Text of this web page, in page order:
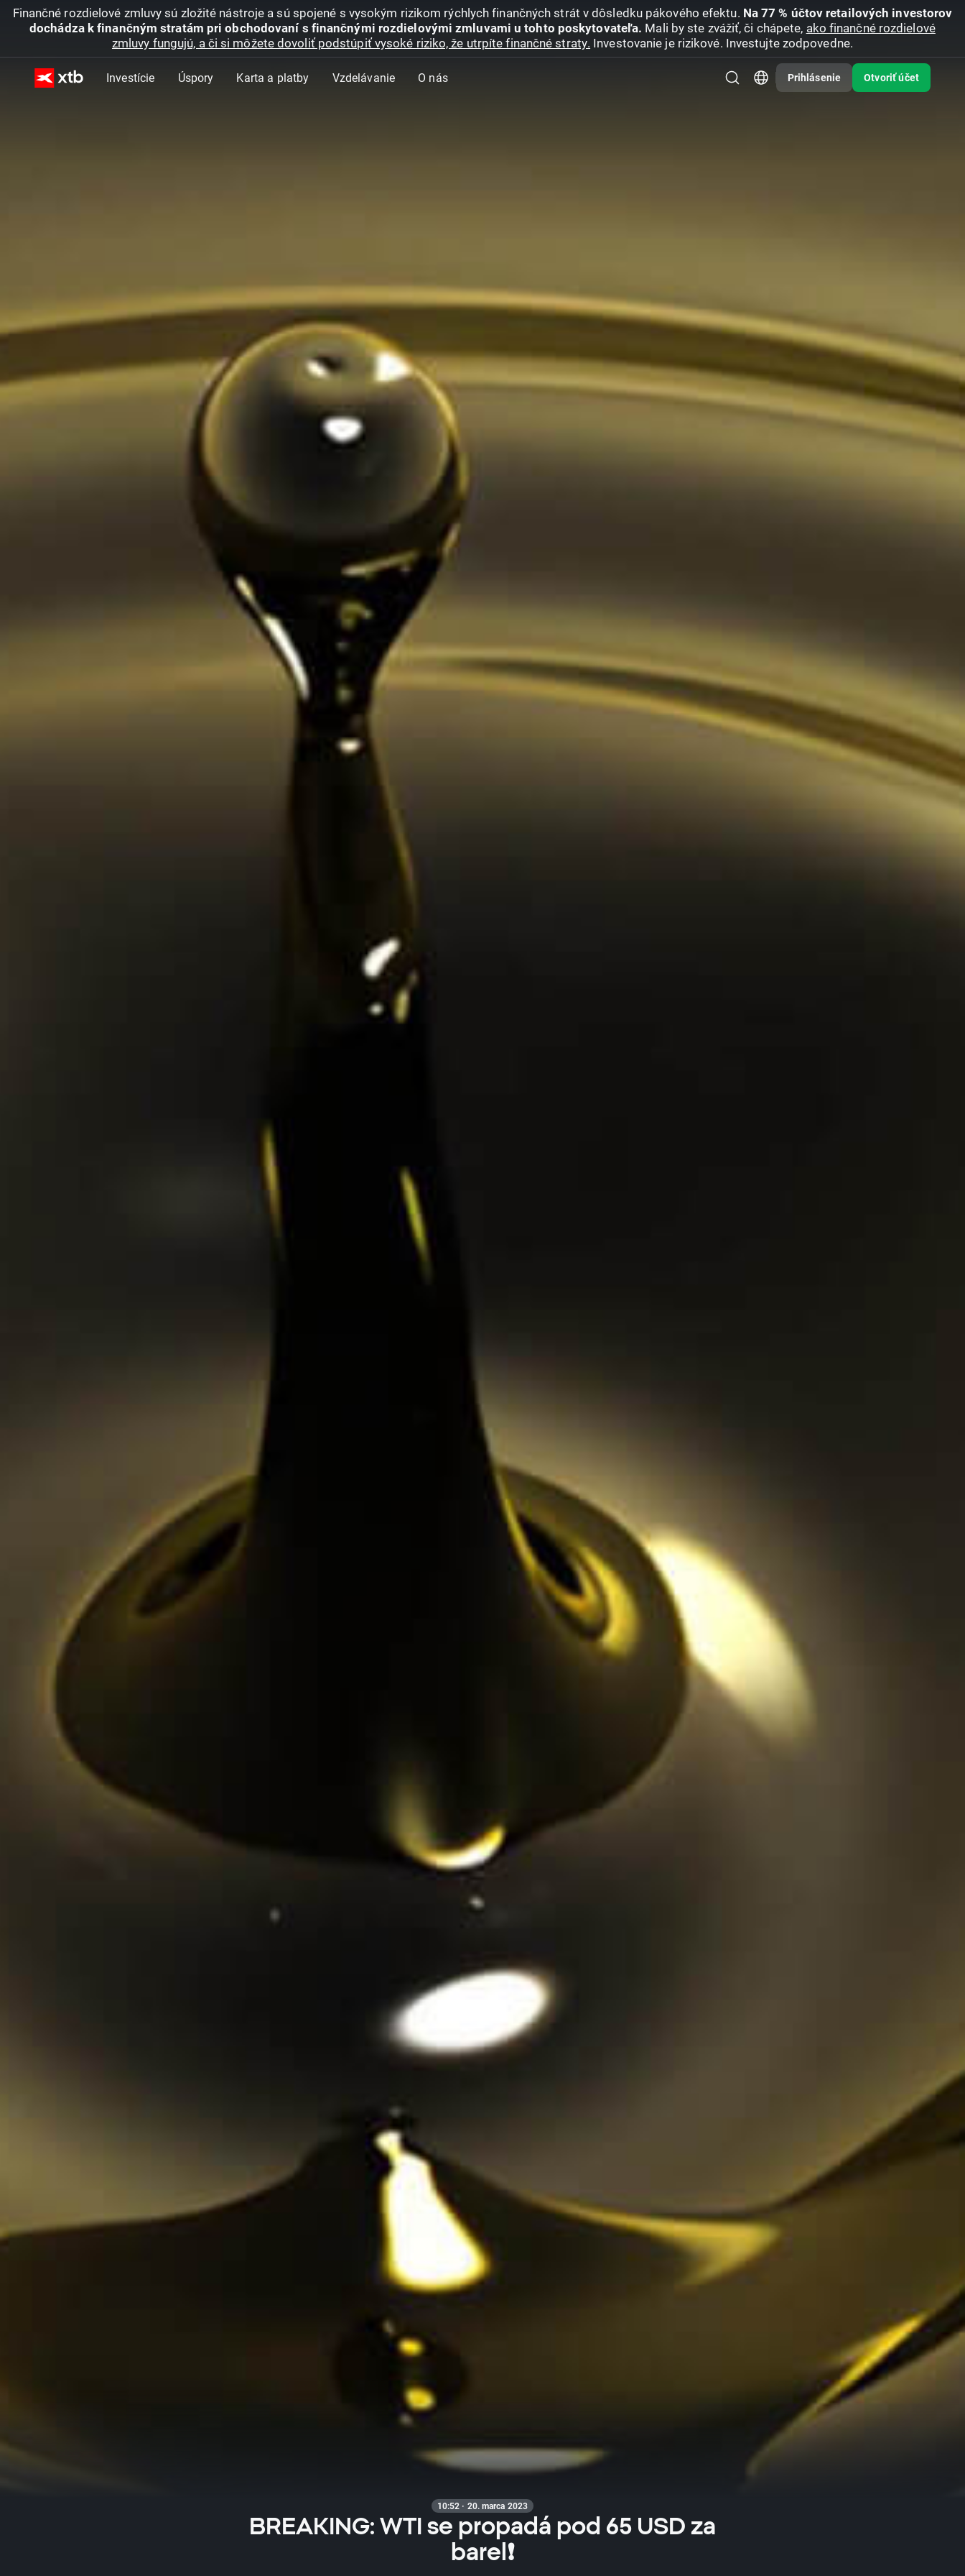
Finančné rozdielové zmluvy sú zložité nástroje a sú spojené s vysokým rizikom rýchlych finančných strát v dôsledku pákového efektu. Na 77 % účtov retailových investorov
dochádza k finančným stratám pri obchodovaní s finančnými rozdielovými zmluvami u tohto poskytovateľa. Mali by ste zvážiť, či chápete, ako finančné rozdielové
zmluvy fungujú, a či si môžete dovoliť podstúpiť vysoké riziko, že utrpíte finančné straty. Investovanie je rizikové. Investujte zodpovedne.
Investície Úspory Karta a platby Vzdelávanie O nás Prihlásenie Otvoriť účet
10:52 · 20. marca 2023
BREAKING: WTI se propadá pod 65 USD za
barel❗